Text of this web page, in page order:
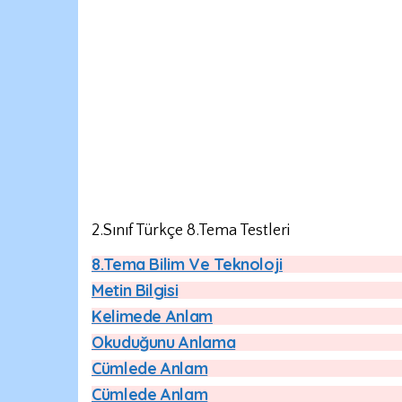
2.Sınıf Türkçe 8.Tema Testleri
8.Tema Bilim Ve Teknoloji
Metin Bilgisi
Kelimede Anlam
Okuduğunu Anlama
Cümlede Anlam
Cümlede Anlam